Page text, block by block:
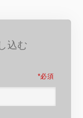
込む
*